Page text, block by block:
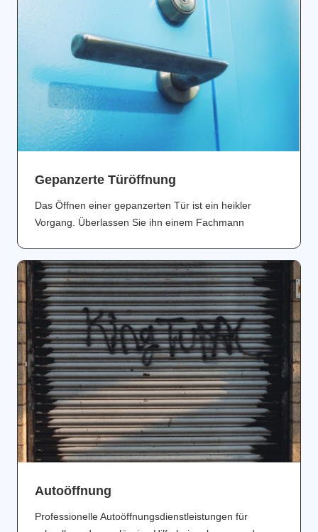
Gepanzerte Türöffnung
Das Öffnen einer gepanzerten Tür ist ein heikler
Vorgang. Überlassen Sie ihn einem Fachmann
Аutoöffnung
Professionelle Autoöffnungsdienstleistungen für